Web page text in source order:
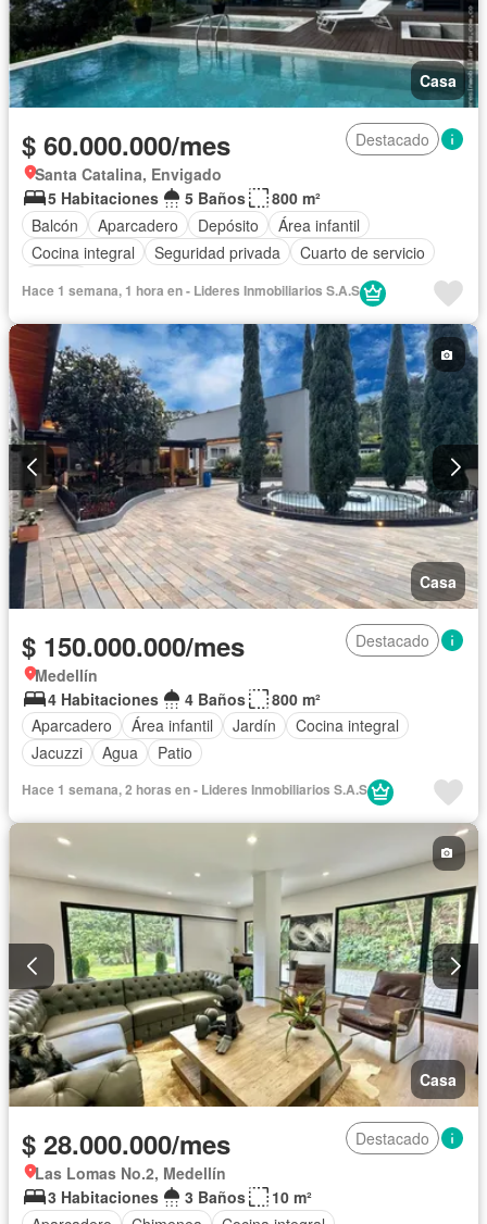
Casa
$ 60.000.000/mes
Destacado
Santa Catalina, Envigado
5 Habitaciones
5 Baños
800 m²
Balcón
Aparcadero Depósito
Área infantil
Cocina integral
Seguridad privada
Cuarto de servicio
Hace 1 semana, 1 hora en - Lideres Inmobiliarios S.A.S
Casa
$ 150.000.000/mes
Destacado
Medellín
4 Habitaciones
4 Baños
800 m²
Aparcadero
Área infantil Jardín
Cocina integral
Jacuzzi
Agua Patio
Hace 1 semana, 2 horas en - Lideres Inmobiliarios S.A.S
Casa
$ 28.000.000/mes
Destacado
Las Lomas No.2, Medellín
3 Habitaciones
3 Baños
10 m²